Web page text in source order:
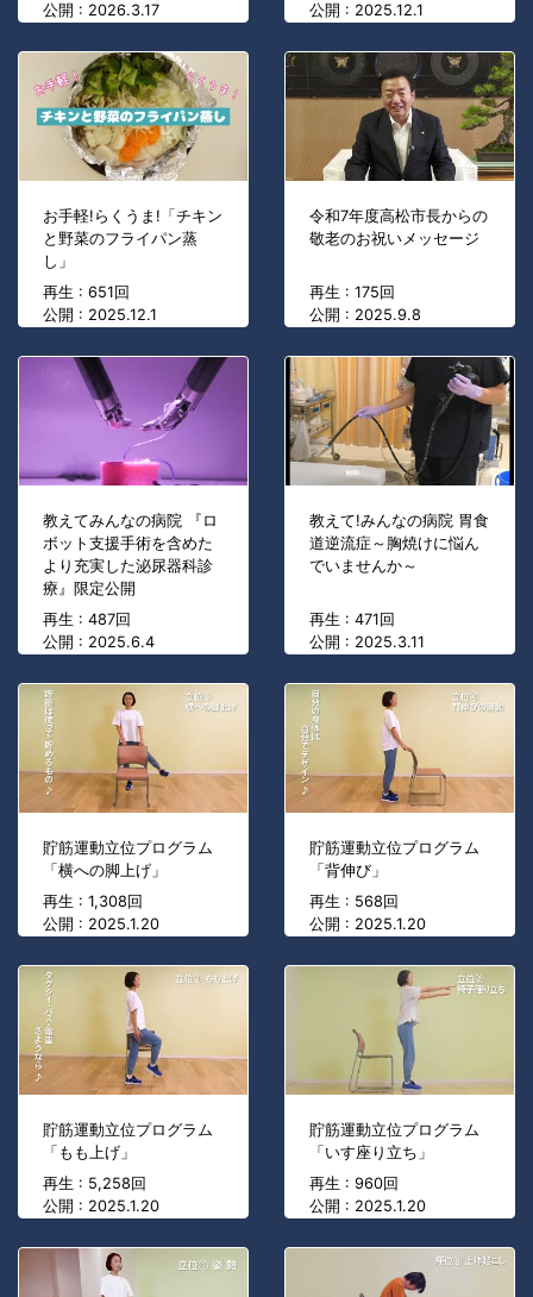
公開 : 2026.3.17
公開 : 2025.12.1
お手軽!らくうま!「チキン
と野菜のフライパン蒸
し」
再生 : 651回
公開 : 2025.12.1
令和7年度高松市長からの
敬老のお祝いメッセージ
再生 : 175回
公開 : 2025.9.8
教えてみんなの病院 『ロ
ボット支援手術を含めた
より充実した泌尿器科診
療』限定公開
再生 : 487回
公開 : 2025.6.4
教えて!みんなの病院 胃食
道逆流症～胸焼けに悩ん
でいませんか～
再生 : 471回
公開 : 2025.3.11
貯筋運動立位プログラム
「横への脚上げ」
再生 : 1,308回
公開 : 2025.1.20
貯筋運動立位プログラム
「背伸び」
再生 : 568回
公開 : 2025.1.20
貯筋運動立位プログラム
「もも上げ」
再生 : 5,258回
公開 : 2025.1.20
貯筋運動立位プログラム
「いす座り立ち」
再生 : 960回
公開 : 2025.1.20